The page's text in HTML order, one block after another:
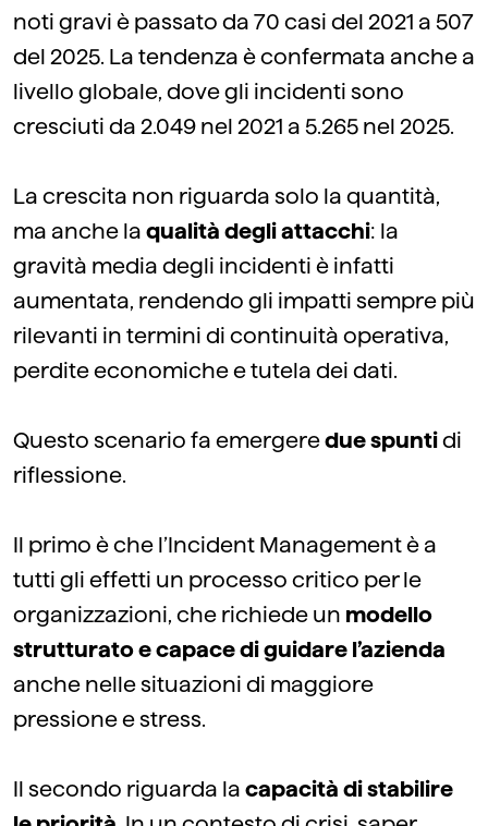
noti gravi è passato da 70 casi del 2021 a 507
del 2025. La tendenza è confermata anche a
livello globale, dove gli incidenti sono
cresciuti da 2.049 nel 2021 a 5.265 nel 2025.
La crescita non riguarda solo la quantità,
ma anche la qualità degli attacchi: la
gravità media degli incidenti è infatti
aumentata, rendendo gli impatti sempre più
rilevanti in termini di continuità operativa,
perdite economiche e tutela dei dati.
Questo scenario fa emergeredue spuntidi
riflessione.
Il primo è che l’Incident Management è a
tutti gli effetti un processo critico per le
organizzazioni, che richiede un modello
strutturato e capace di guidare l’azienda
anche nelle situazioni di maggiore
pressione e stress.
Il secondo riguarda la capacità di stabilire